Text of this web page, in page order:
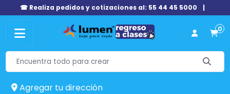
☎ Realiza pedidos y cotizaciones al: 55 44 45 5000 |
0
Agregar tu dirección